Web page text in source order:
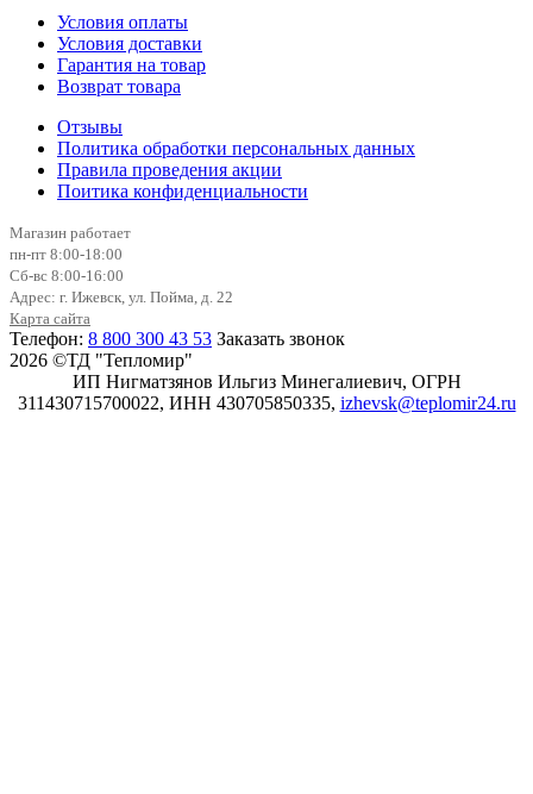
Условия оплаты
Условия доставки
Гарантия на товар
Возврат товара
Отзывы
Политика обработки персональных данных
Правила проведения акции
Поитика конфиденциальности
Магазин работает
пн-пт 8:00-18:00
Сб-вс 8:00-16:00
Адрес: г. Ижевск, ул. Пойма, д. 22
Карта сайта
Телефон: 8 800 300 43 53 Заказать звонок
2026 ©ТД "Тепломир"
ИП Нигматзянов Ильгиз Минегалиевич, ОГРН
311430715700022, ИНН 430705850335, izhevsk@teplomir24.ru